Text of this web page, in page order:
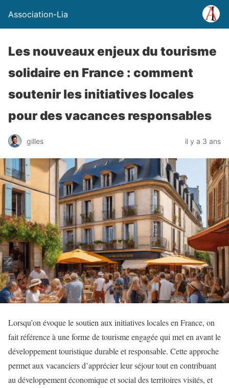
Association-Lia
Les nouveaux enjeux du tourisme
solidaire en France : comment
soutenir les initiatives locales
pour des vacances responsables
gilles il y a 3 ans
Lorsqu’on évoque le soutien aux initiatives locales en France, on
fait référence à une forme de tourisme engagée qui met en avant le
développement touristique durable et responsable. Cette approche
permet aux vacanciers d’apprécier leur séjour tout en contribuant
au développement économique et social des territoires visités, et